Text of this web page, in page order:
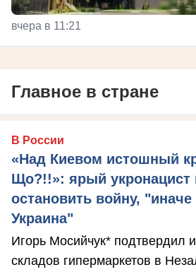
вчера в 11:21
Главное в стране
В России
«Над Киевом истошный
Що?!!»: ярый укронацист
остановить войну, "иначе
Украина"
Игорь Мосийчук* подтвердил
складов гипермаркетов в